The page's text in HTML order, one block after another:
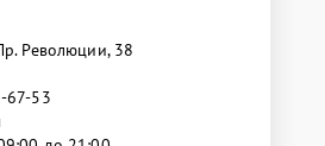
Революции, 38
67-53